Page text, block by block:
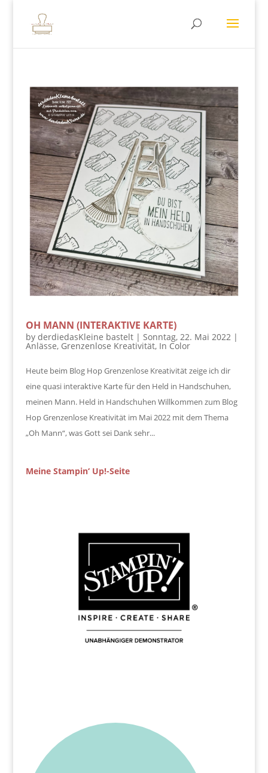
OH MANN (INTERAKTIVE KARTE)
by derdiedasKleine bastelt| Sonntag, 22. Mai 2022|
Anlässe, Grenzenlose Kreativität, In Color
Heute beim Blog Hop Grenzenlose Kreativität zeige ich dir
eine quasi interaktive Karte für den Held in Handschuhen,
meinen Mann. Held in Handschuhen Willkommen zum Blog
Hop Grenzenlose Kreativität im Mai 2022 mit dem Thema
„Oh Mann“, was Gott sei Dank sehr...
Meine Stampin‘ Up!-Seite